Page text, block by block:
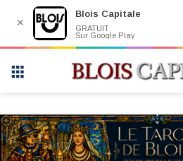
✕
Blois Capitale
GRATUIT
Sur Google Play